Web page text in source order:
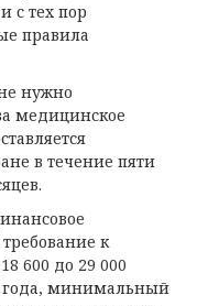
с тех пор
правила
нужно
медицинское
в течение пяти
к
600 до 29 000
года, минимальный